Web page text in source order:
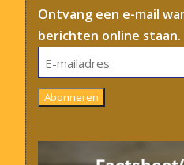
Ontvang een e-mail
berichten online staan.
E-
mailadres
Abonneren